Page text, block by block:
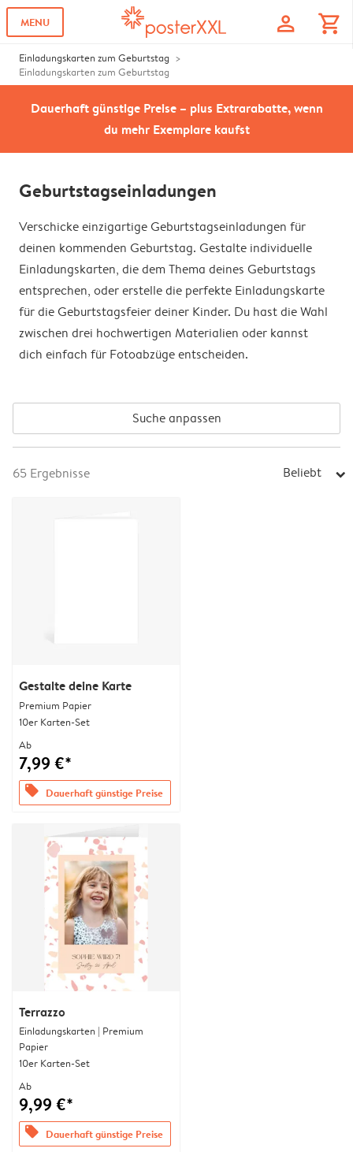
MENU profile shopping_cart
Einladungskarten zum Geburtstag
Einladungskarten zum Geburtstag
Dauerhaft günstige Preise – plus Extrarabatte, wenn
du mehr Exemplare kaufst
Geburtstagseinladungen
Verschicke einzigartige Geburtstagseinladungen für
deinen kommenden Geburtstag. Gestalte individuelle
Einladungskarten, die dem Thema deines Geburtstags
entsprechen, oder erstelle die perfekte Einladungskarte
für die Geburtstagsfeier deiner Kinder. Du hast die Wahl
zwischen drei hochwertigen Materialien oder kannst
dich einfach für Fotoabzüge entscheiden.
Suche anpassen
65 Ergebnisse Beliebt arrow_right
Gestalte deine Karte
Premium Papier
10er Karten-Set
Ab
7,99 €*
offers Dauerhaft günstige Preise
Terrazzo
Einladungskarten | Premium
Papier
10er Karten-Set
Ab
9,99 €*
offers Dauerhaft günstige Preise